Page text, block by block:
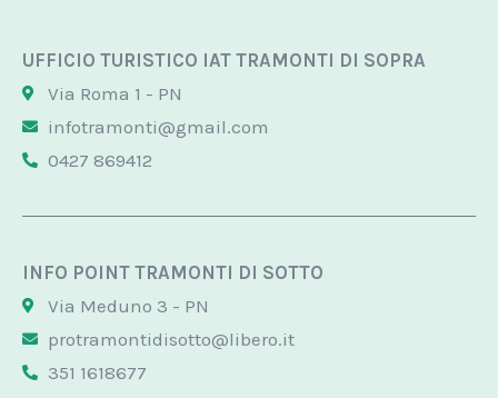
UFFICIO TURISTICO IAT TRAMONTI DI SOPRA
Via Roma 1 - PN
infotramonti@gmail.com
0427 869412
INFO POINT TRAMONTI DI SOTTO
Via Meduno 3 - PN
protramontidisotto@libero.it
351 1618677